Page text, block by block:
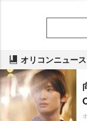
オリコンニュー